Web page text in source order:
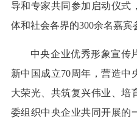
导和专家共同参加启动仪式
体和社会各界的300余名嘉宾
中央企业优秀形象宣传
新中国成立70周年，营造中
大荣光、共筑复兴伟业、培
委组织中央企业共同开展的